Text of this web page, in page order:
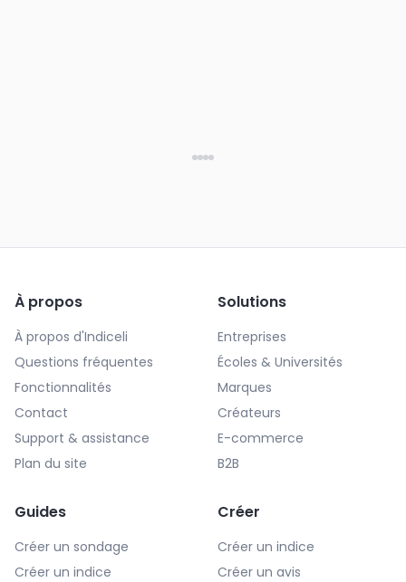
À propos
À propos d'Indiceli
Questions fréquentes
Fonctionnalités
Contact
Support & assistance
Plan du site
Solutions
Entreprises
Écoles & Universités
Marques
Créateurs
E-commerce
B2B
Guides
Créer un sondage
Créer un indice
Créer
Créer un indice
Créer un avis